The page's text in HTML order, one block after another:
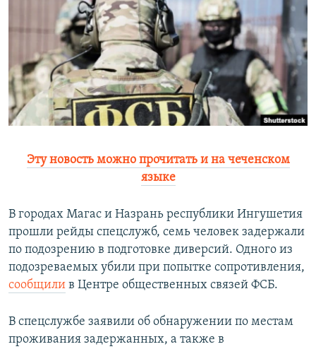
ПОДПИШИТЕСЬ НА РАССЫЛКУ
СОЦИАЛЬНЫЕ СЕТИ
Все сайты РСЕ/РС
Эту новость можно прочитать и на чеченском
языке
В городах Магас и Назрань республики Ингушетия
прошли рейды спецслужб, семь человек задержали
по подозрению в подготовке диверсий. Одного из
подозреваемых убили при попытке сопротивления,
сообщили в Центре общественных связей ФСБ.
В спецслужбе заявили об обнаружении по местам
проживания задержанных, а также в